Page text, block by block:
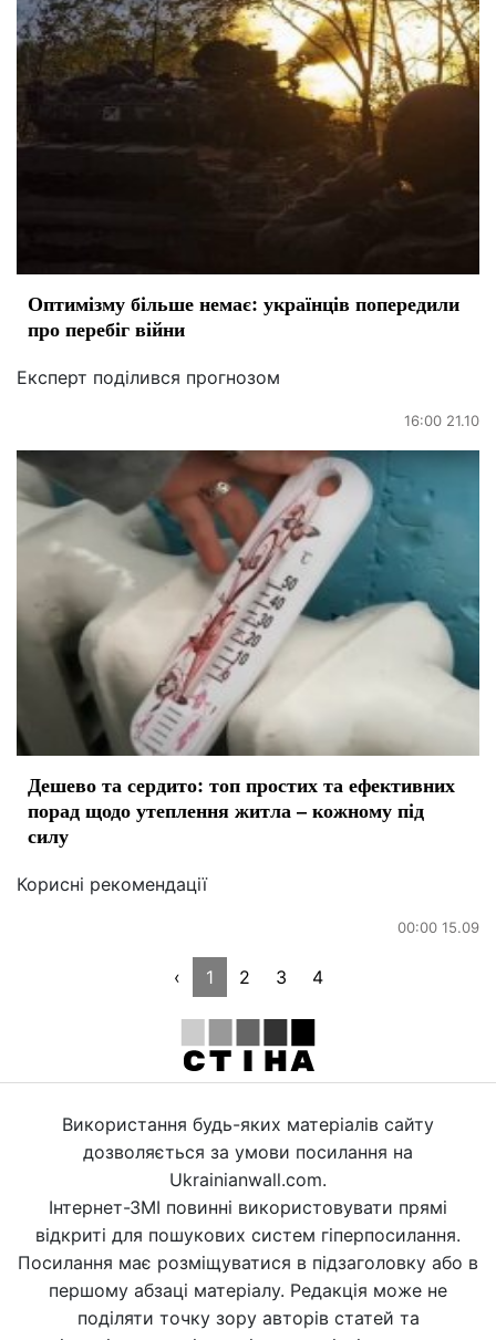
Оптимізму більше немає: українців попередили
про перебіг війни
Експерт поділився прогнозом
16:00 21.10
Дешево та сердито: топ простих та ефективних
порад щодо утеплення житла – кожному під
силу
Корисні рекомендації
00:00 15.09
‹ 1 2 3 4
Використання будь-яких матеріалів сайту
дозволяється за умови посилання на
Ukrainianwall.com.
Інтернет-ЗМІ повинні використовувати прямі
відкриті для пошукових систем гіперпосилання.
Посилання має розміщуватися в підзаголовку або в
першому абзаці матеріалу. Редакція може не
поділяти точку зору авторів статей та